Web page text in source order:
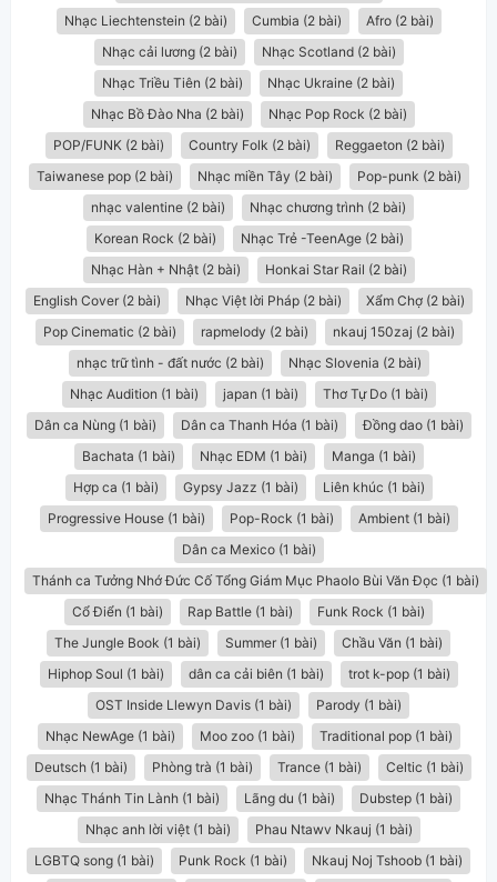
Nhạc Liechtenstein (2 bài)
Cumbia (2 bài)
Afro (2 bài)
Nhạc cải lương (2 bài)
Nhạc Scotland (2 bài)
Nhạc Triều Tiên (2 bài)
Nhạc Ukraine (2 bài)
Nhạc Bồ Đào Nha (2 bài)
Nhạc Pop Rock (2 bài)
POP/FUNK (2 bài)
Country Folk (2 bài)
Reggaeton (2 bài)
Taiwanese pop (2 bài)
Nhạc miền Tây (2 bài)
Pop-punk (2 bài)
nhạc valentine (2 bài)
Nhạc chương trình (2 bài)
Korean Rock (2 bài)
Nhạc Trẻ -TeenAge (2 bài)
Nhạc Hàn + Nhật (2 bài)
Honkai Star Rail (2 bài)
English Cover (2 bài)
Nhạc Việt lời Pháp (2 bài)
Xẩm Chợ (2 bài)
Pop Cinematic (2 bài)
rapmelody (2 bài)
nkauj 150zaj (2 bài)
nhạc trữ tình - đất nước (2 bài)
Nhạc Slovenia (2 bài)
Nhạc Audition (1 bài)
japan (1 bài)
Thơ Tự Do (1 bài)
Dân ca Nùng (1 bài)
Dân ca Thanh Hóa (1 bài)
Đồng dao (1 bài)
Bachata (1 bài)
Nhạc EDM (1 bài)
Manga (1 bài)
Hợp ca (1 bài)
Gypsy Jazz (1 bài)
Liên khúc (1 bài)
Progressive House (1 bài)
Pop-Rock (1 bài)
Ambient (1 bài)
Dân ca Mexico (1 bài)
Thánh ca Tưởng Nhớ Đức Cố Tổng Giám Mục Phaolo Bùi Văn Đọc (1 bài)
Cổ Điển (1 bài)
Rap Battle (1 bài)
Funk Rock (1 bài)
The Jungle Book (1 bài)
Summer (1 bài)
Chầu Văn (1 bài)
Hiphop Soul (1 bài)
dân ca cải biên (1 bài)
trot k-pop (1 bài)
OST Inside Llewyn Davis (1 bài)
Parody (1 bài)
Nhạc NewAge (1 bài)
Moo zoo (1 bài)
Traditional pop (1 bài)
Deutsch (1 bài)
Phòng trà (1 bài) Trance (1 bài)
Celtic (1 bài)
Nhạc Thánh Tin Lành (1 bài)
Lãng du (1 bài)
Dubstep (1 bài)
Nhạc anh lời việt (1 bài)
Phau Ntawv Nkauj (1 bài)
LGBTQ song (1 bài)
Punk Rock (1 bài)
Nkauj Noj Tshoob (1 bài)